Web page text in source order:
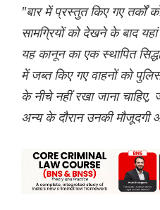
"बार में प्रस्तुत किए गए तर्कों
सामग्रियों को देखने के बाद
यह कानून का एक स्थापित
में जब्त किए गए वाहनों को
के नीचे नहीं रखा जाना
अन्य के दौरान उनकी